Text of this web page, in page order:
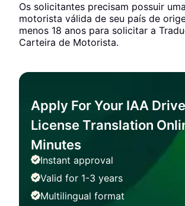
Os solicitantes precisam possuir
motorista válida de seu país de
menos 18 anos para solicitar a
Carteira de Motorista.
Apply For Your IAA
License Translation
Minutes
Instant approval
Valid for 1-3 years
Multilingual format